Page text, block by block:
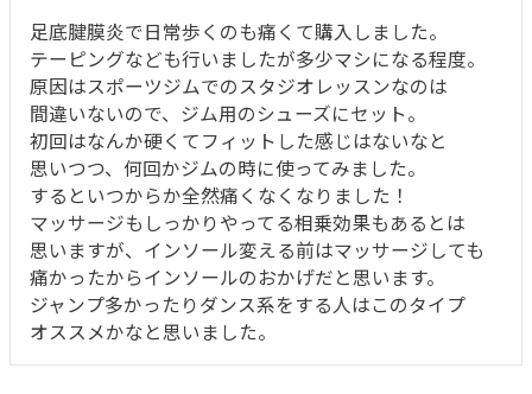
足底腱膜炎で日常歩くのも痛くて購入しました。
テーピングなども行いましたが多少マシになる程度。
原因はスポーツジムでのスタジオレッスンなのは
間違いないので、ジム用のシューズにセット。
初回はなんか硬くてフィットした感じはないなと
思いつつ、何回かジムの時に使ってみました。
するといつからか全然痛くなくなりました！
マッサージもしっかりやってる相乗効果もあるとは
思いますが、インソール変える前はマッサージしても
痛かったからインソールのおかげだと思います。
ジャンプ多かったりダンス系をする人はこのタイプ